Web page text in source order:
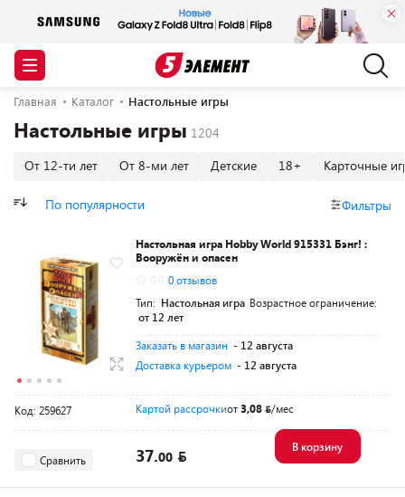
Главная Каталог Настольные игры
Настольные игры
От 12-ти лет От 8-ми лет Детские 18+ Карточные
По популярности Фильтры
Настольная игра Hobby World 915331 Бэнг! :
Вооружён и опасен
0 отзывов
Тип: Настольная игра Возрастное ограничение:
от 12 лет
Заказать в магазин - 12 августа
Доставка курьером - 12 августа
Код: 259627 Картой рассрочкиот3,08 /мес
Сравнить 37.00
В корзину